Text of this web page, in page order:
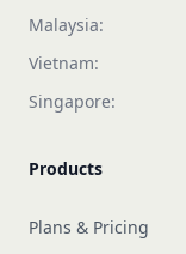
Malaysia:
Vietnam:
Singapore:
Products
Plans & Pricing